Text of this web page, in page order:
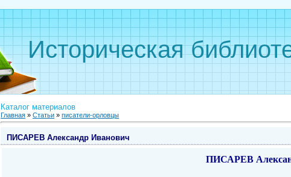
Историческая
Каталог материалов
Главная » Статьи » писатели-орловцы
ПИСАРЕВ Александр Иванович
ПИСАРЕВ